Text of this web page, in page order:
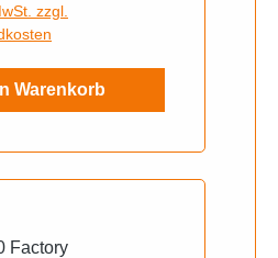
zzgl.
Warenkorb